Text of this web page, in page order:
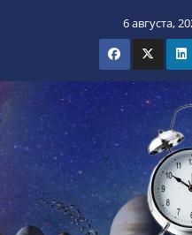
6 августа,